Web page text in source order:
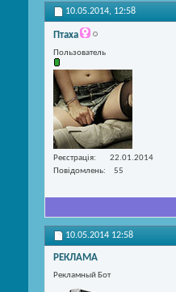
10.05.2014, 12:58
Птаха
Пользователь
Реєстрація
22.01.2014
Повідомлень
55
10.05.2014 12:58
РЕКЛАМА
Рекламный Бот